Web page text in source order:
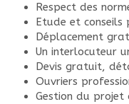
Respect des
Etude et conseils
Déplacement
Un interlocuteur
Devis gratuit,
Ouvriers
Gestion du projet